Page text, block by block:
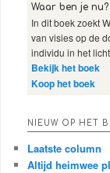
Waar ben je nu?
In dit boek zoekt
van visies op de
individu in het
Bekijk het boek
Koop het boek
NIEUW OP HET
Laatste column
Altijd heimwee